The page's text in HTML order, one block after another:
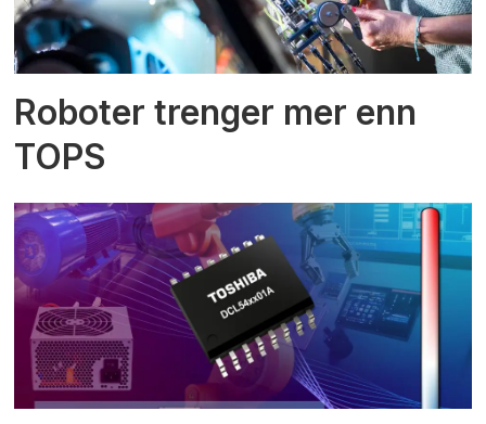
Roboter trenger mer enn
TOPS